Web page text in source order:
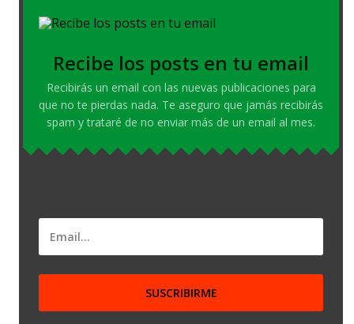
Recibe los posts en tu email
Recibirás un email con las nuevas publicaciones para
que no te pierdas nada. Te aseguro que jamás recibirás
spam y trataré de no enviar más de un email al mes.